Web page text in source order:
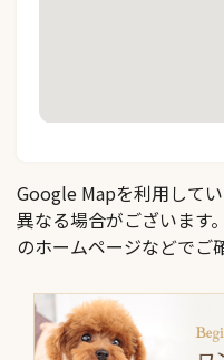
Google Mapを利用して
異なる場合がございます
のホームページなどでご